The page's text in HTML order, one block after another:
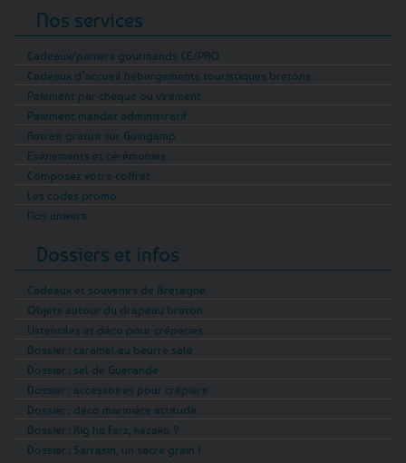
Nos services
Cadeaux/paniers gourmands CE/PRO
Cadeaux d’accueil hébergements touristiques bretons
Paiement par chèque ou virement
Paiement mandat administratif
Retrait gratuit sur Guingamp
Evénements et cérémonies
Composez votre coffret
Les codes promo
Nos univers
Dossiers et infos
Cadeaux et souvenirs de Bretagne
Objets autour du drapeau breton
Ustensiles et déco pour crêperies
Dossier : caramel au beurre salé
Dossier : sel de Guérande
Dossier : accessoires pour crêpière
Dossier : déco marinière attitude
Dossier : Kig ha Farz, kézako ?
Dossier : Sarrasin, un sacré grain !